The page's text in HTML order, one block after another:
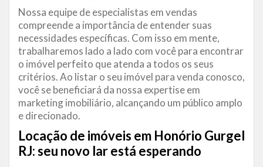
Nossa equipe de especialistas em vendas
compreende a importância de entender suas
necessidades específicas. Com isso em mente,
trabalharemos lado a lado com você para encontrar
o imóvel perfeito que atenda a todos os seus
critérios. Ao listar o seu imóvel para venda conosco,
você se beneficiará da nossa expertise em
marketing imobiliário, alcançando um público amplo
e direcionado.
Locação de imóveis em Honório Gurgel
RJ: seu novo lar está esperando